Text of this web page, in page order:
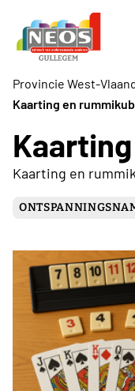
Provincie West-
Kaarting en
Kaarting en